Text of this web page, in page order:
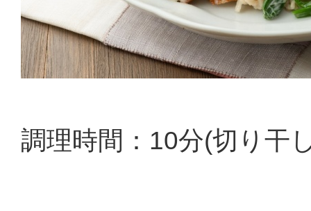
調理時間：10分(切り干